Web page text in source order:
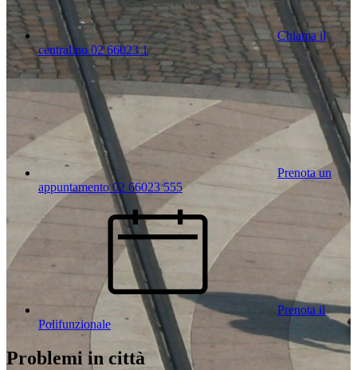
Chiama il
centralino 02 66023 1
Prenota un
appuntamento 02 66023 555
Prenota il
Polifunzionale
Problemi in città